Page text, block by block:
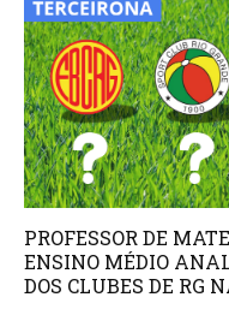
PROFESSOR DE
ENSINO MÉDIO
DOS CLUBES DE RG